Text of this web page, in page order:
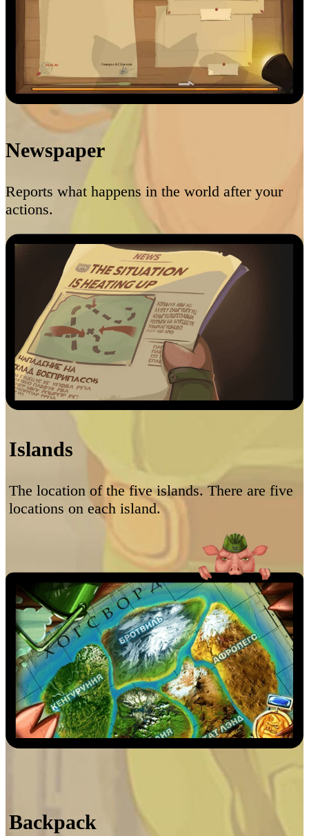
Newspaper
Reports what happens in the world after your
actions.
Islands
The location of the five islands. There are five
locations on each island.
Backpack